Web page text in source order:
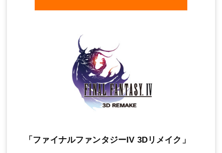
「ファイナルファンタジーIV 3Dリメイク」